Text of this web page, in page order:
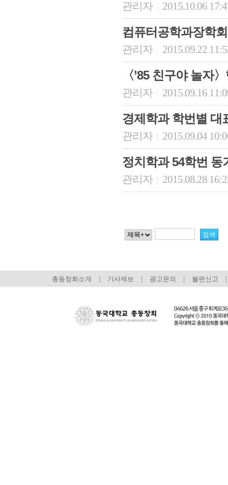
관리자 2015.10.06
컴퓨터공학과장학
관리자 2015.09.22
〈’85 친구야 놀자
관리자 2015.09.16
경제학과 학번별 대
관리자 2015.09.04
정치학과 54학번 동
관리자 2015.08.28
총동창회소개 기사제보 광고문의 불편신고